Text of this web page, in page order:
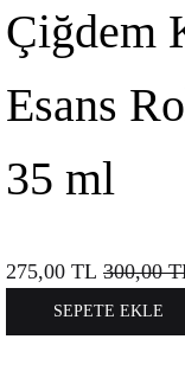
Çiğdem
Esans
35 ml
275,00 TL 300,00
SEPETE EKLE